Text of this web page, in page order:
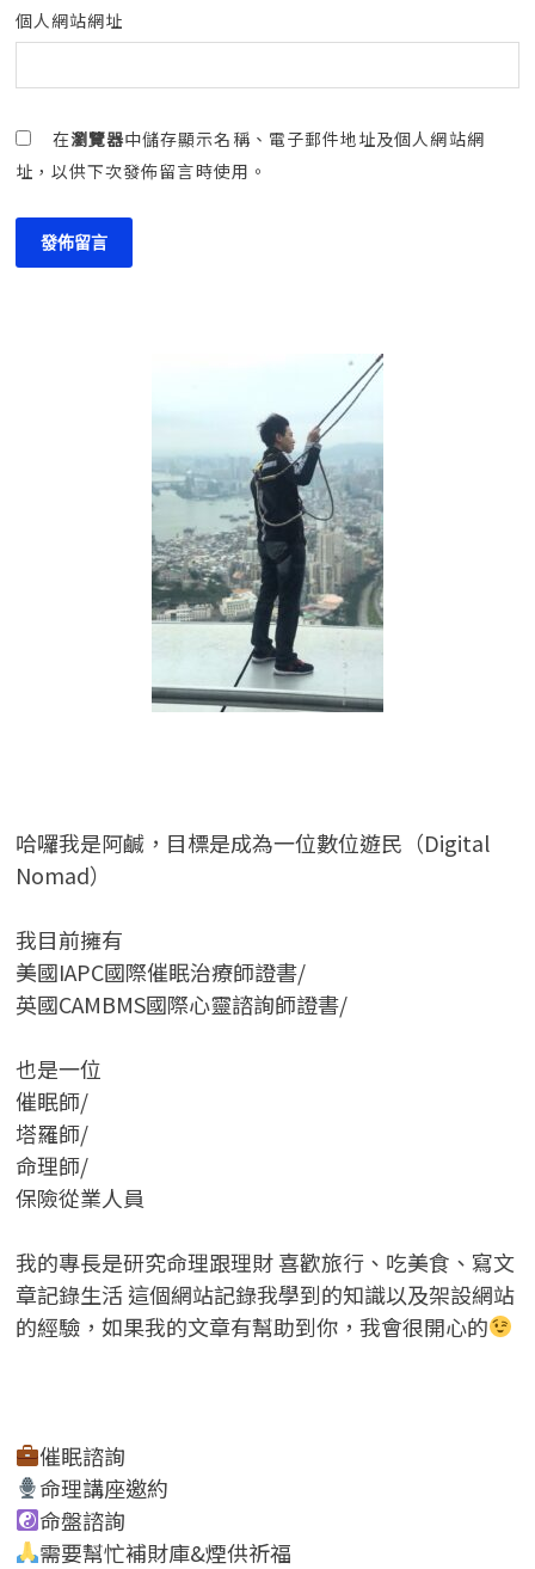
個人網站網址
在瀏覽器中儲存顯示名稱、電子郵件地址及個人網站網
址，以供下次發佈留言時使用。
哈囉我是阿鹹，目標是成為一位數位遊民（Digital
Nomad）
我目前擁有
美國IAPC國際催眠治療師證書/
英國CAMBMS國際心靈諮詢師證書/
也是一位
催眠師/
塔羅師/
命理師/
保險從業人員
我的專長是研究命理跟理財 喜歡旅行、吃美食、寫文
章記錄生活 這個網站記錄我學到的知識以及架設網站
的經驗，如果我的文章有幫助到你，我會很開心的
催眠諮詢
命理講座邀約
命盤諮詢
需要幫忙補財庫&煙供祈福